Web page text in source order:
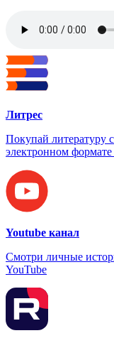
Литрес
Покупай литературу
электронном формате
Youtube канал
Смотри личные
YouTube